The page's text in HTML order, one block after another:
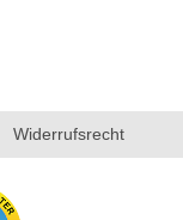
Widerrufsrecht